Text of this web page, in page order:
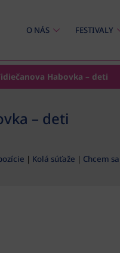
O NÁS FESTIVALY
Habovka – deti
– deti
| Kolá súťaže | Chcem